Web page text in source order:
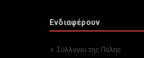
Ενδιαφέρουν
Σύλλογοι της Πόλης